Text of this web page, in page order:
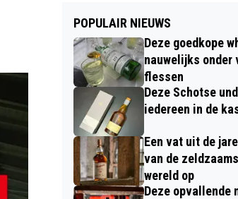
POPULAIR NIEUWS
Deze goedkope
nauwelijks onder
flessen
Deze Schotse
iedereen in de
Een vat uit de
van de
wereld op
Deze opvallende